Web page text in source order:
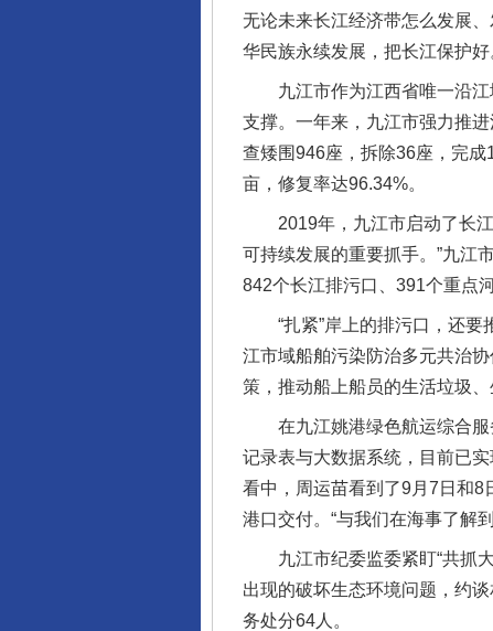
无论未来长江经济带怎么发展
华民族永续发展，把长江保护好
九江市作为江西省唯一沿江
支撑。一年来，九江市强力推
查矮围946座，拆除36座，完
亩，修复率达96.34%。
2019年，九江市启动了长江
可持续发展的重要抓手。”九江
842个长江排污口、391个重点
“扎紧”岸上的排污口，还要
江市域船舶污染防治多元共治
策，推动船上船员的生活垃圾
在九江姚港绿色航运综合服
记录表与大数据系统，目前已
看中，周运苗看到了9月7日和8
港口交付。“与我们在海事了解
九江市纪委监委紧盯“共抓大
出现的破坏生态环境问题，约
务处分64人。